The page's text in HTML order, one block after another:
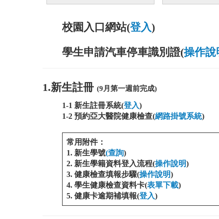
校園入口網站(登入)
學生申請汽車停車識別證(操作說
1.新生註冊 (9月第一週前完成)
1-1 新生註冊系統(登入)
1-2 預約亞大醫院健康檢查(網路掛號系統)
常用附件：
1. 新生學號(查詢)
2. 新生學籍資料登入流程(操作說明)
3. 健康檢查填報步驟(操作說明)
4. 學生健康檢查資料卡(表單下載)
5. 健康卡逾期補填報(登入)